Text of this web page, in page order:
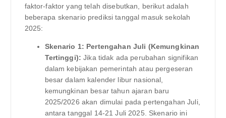
faktor-faktor yang telah disebutkan, berikut adalah
beberapa skenario prediksi tanggal masuk sekolah
2025:
Skenario 1: Pertengahan Juli (Kemungkinan
Tertinggi): Jika tidak ada perubahan signifikan
dalam kebijakan pemerintah atau pergeseran
besar dalam kalender libur nasional,
kemungkinan besar tahun ajaran baru
2025/2026 akan dimulai pada pertengahan Juli,
antara tanggal 14-21 Juli 2025. Skenario ini